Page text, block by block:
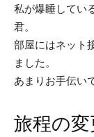
私が爆睡してい
君。
部屋にはネット
ました。
あまりお手伝い
旅程の